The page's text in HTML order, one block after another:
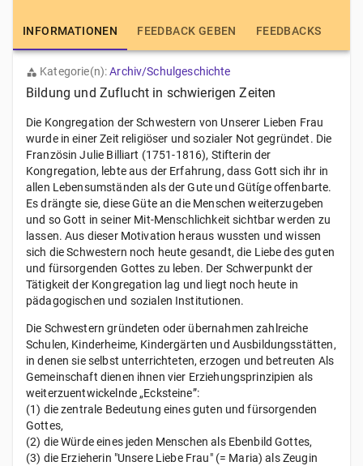
INFORMATIONEN FEEDBACK GEBEN FEEDBACKS
Kategorie(n): Archiv/Schulgeschichte
Bildung und Zuflucht in schwierigen Zeiten
Die Kongregation der Schwestern von Unserer Lieben Frau
wurde in einer Zeit religiöser und sozialer Not gegründet. Die
Französin Julie Billiart (1751-1816), Stifterin der
Kongregation, lebte aus der Erfahrung, dass Gott sich ihr in
allen Lebensumständen als der Gute und Gütíge offenbarte.
Es drängte sie, diese Güte an die Menschen weiterzugeben
und so Gott in seiner Mit-Menschlichkeit sichtbar werden zu
lassen. Aus dieser Motivation heraus wussten und wissen
sich die Schwestern noch heute gesandt, die Liebe des guten
und fürsorgenden Gottes zu leben. Der Schwerpunkt der
Tätigkeit der Kongregation lag und liegt noch heute in
pädagogischen und sozialen Institutionen.
Die Schwestern gründeten oder übernahmen zahlreiche
Schulen, Kinderheime, Kindergärten und Ausbildungsstätten,
in denen sie selbst unterrichteten, erzogen und betreuten Als
Gemeinschaft dienen ihnen vier Erziehungsprinzipien als
weiterzuentwickelnde „Ecksteine”:
(1) die zentrale Bedeutung eines guten und fürsorgenden
Gottes,
(2) die Würde eines jeden Menschen als Ebenbild Gottes,
(3) die Erzieherin "Unsere Liebe Frau" (= Maria) als Zeugin